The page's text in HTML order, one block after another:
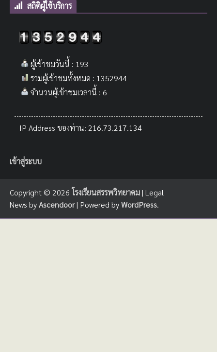
สถิติผู้ใช้บริการ
ผู้เข้าชมวันนี้ : 193
รวมผู้เข้าชมทั้งหมด : 1352944
จำนวนผู้เข้าชมเวลานี้ : 6
IP Address ของท่าน: 216.73.217.134
เข้าสู่ระบบ
Copyright © 2026 โรงเรียนสรรพวิทยาคม| Legal
News byAscendoor| Powered byWordPress.